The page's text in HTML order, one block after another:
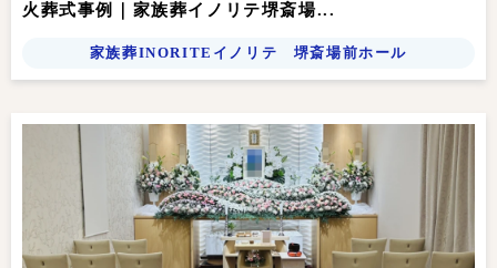
火葬式事例｜家族葬イノリテ堺斎場...
家族葬INORITEイノリテ 堺斎場前ホール